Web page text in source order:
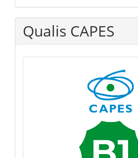
Qualis CAPES